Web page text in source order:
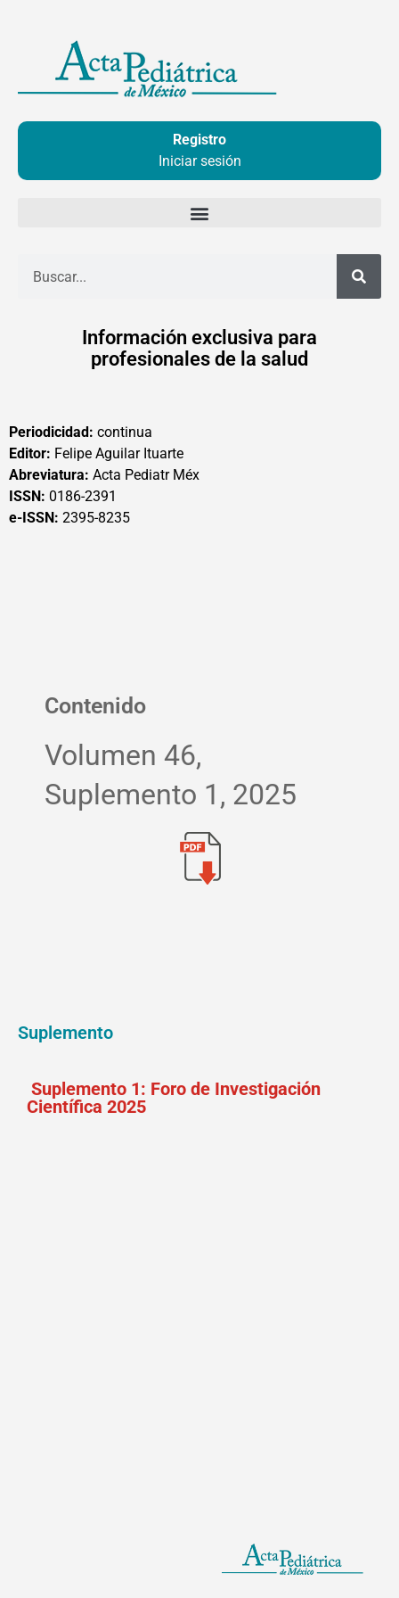
contenido
Registro
Iniciar sesión
Información exclusiva para
profesionales de la salud
Periodicidad: continua
Editor: Felipe Aguilar Ituarte
Abreviatura: Acta Pediatr Méx
ISSN: 0186-2391
e-ISSN: 2395-8235
Contenido
Volumen 46,
Suplemento 1, 2025
Suplemento
Suplemento 1: Foro de Investigación
Científica 2025